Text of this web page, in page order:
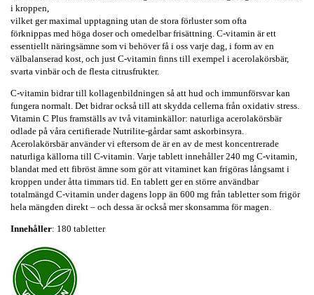
i kroppen,
vilket ger maximal upptagning utan de stora förluster som ofta
förknippas med höga doser och omedelbar frisättning. C-vitamin är ett
essentiellt näringsämne som vi behöver få i oss varje dag, i form av en
välbalanserad kost, och just C-vitamin finns till exempel i acerolakörsbär,
svarta vinbär och de flesta citrusfrukter.
C-vitamin bidrar till kollagenbildningen så att hud och immunförsvar kan
fungera normalt. Det bidrar också till att skydda cellerna från oxidativ stress.
Vitamin C Plus framställs av två vitaminkällor: naturliga acerolakörsbär
odlade på våra certifierade Nutrilite-gårdar samt askorbinsyra.
Acerolakörsbär använder vi eftersom de är en av de mest koncentrerade
naturliga källorna till C-vitamin. Varje tablett innehåller 240 mg C-vitamin,
blandat med ett fibröst ämne som gör att vitaminet kan frigöras långsamt i
kroppen under åtta timmars tid. En tablett ger en större användbar
totalmängd C-vitamin under dagens lopp än 600 mg från tabletter som frigör
hela mängden direkt – och dessa är också mer skonsamma för magen.
Innehåller: 180 tabletter